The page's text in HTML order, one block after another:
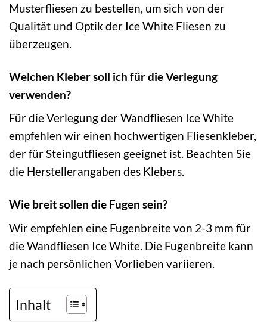
Musterfliesen zu bestellen, um sich von der
Qualität und Optik der Ice White Fliesen zu
überzeugen.
Welchen Kleber soll ich für die Verlegung
verwenden?
Für die Verlegung der Wandfliesen Ice White
empfehlen wir einen hochwertigen Fliesenkleber,
der für Steingutfliesen geeignet ist. Beachten Sie
die Herstellerangaben des Klebers.
Wie breit sollen die Fugen sein?
Wir empfehlen eine Fugenbreite von 2-3 mm für
die Wandfliesen Ice White. Die Fugenbreite kann
je nach persönlichen Vorlieben variieren.
Inhalt